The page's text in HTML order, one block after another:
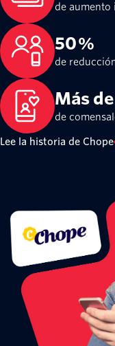
de aumento
50 %
de
Más
de
Lee la historia de Chope